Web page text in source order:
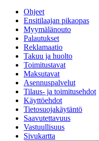
Ohjeet
Ensitilaajan pikaopas
Myymälänouto
Palautukset
Reklamaatio
Takuu ja huolto
Toimitustavat
Maksutavat
Asennuspalvelut
Tilaus- ja toimitusehdot
Käyttöehdot
Tietosuojakäytäntö
Saavutettavuus
Vastuullisuus
Sivukartta